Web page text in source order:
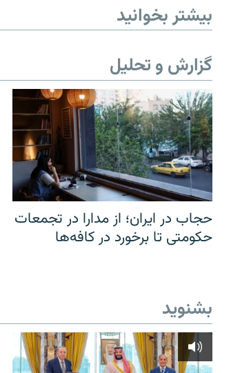
بیشتر بخوانید
گزارش و تحلیل
حجاب در ایران؛ از مدارا در تجمعات
حکومتی تا برخورد در کافه‌ها
بشنوید